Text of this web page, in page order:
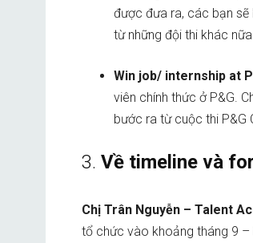
được đưa ra, các bạn
từ những đội thi khác
Win job/ internship at
viên chính thức ở P&G.
bước ra từ cuộc thi P&G
3. Về timeline và
Chị Trân Nguyễn – Talent
tổ chức vào khoảng tháng 9 –